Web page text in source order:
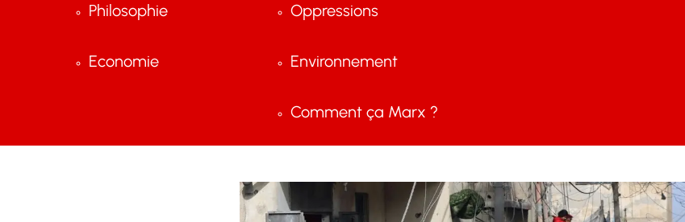
Philosophie
Economie
Oppressions
Environnement
Comment ça Marx ?